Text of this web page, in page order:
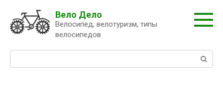
контенту
Вело Дело
Велосипед, велотуризм, типы
велосипедов